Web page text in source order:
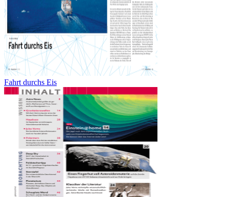
Fahrt durchs Eis